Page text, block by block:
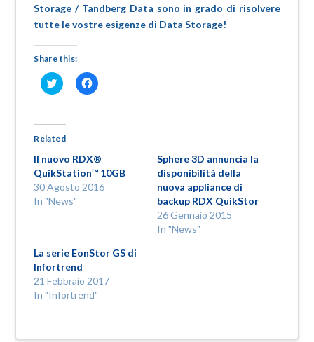
Storage / Tandberg Data sono in grado di risolvere
tutte le vostre esigenze di Data Storage!
Share this:
Fai
clic
su
Twitter
(Si
apre
in
una
nuova
finestra)
Fai
clic
in
una
nuova
finestra)
Related
Il nuovo RDX®
QuikStation™ 10GB
30 Agosto 2016
In "News"
Sphere 3D annuncia la
disponibilità della
nuova appliance di
backup RDX QuikStor
26 Gennaio 2015
In "News"
La serie EonStor GS di
Infortrend
21 Febbraio 2017
In "Infortrend"